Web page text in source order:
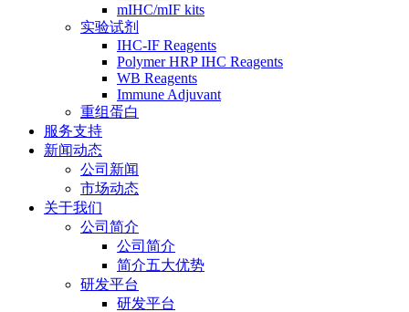
mIHC/mIF kits
实验试剂
IHC-IF Reagents
Polymer HRP IHC Reagents
WB Reagents
Immune Adjuvant
重组蛋白
服务支持
新闻动态
公司新闻
市场动态
关于我们
公司简介
公司简介
简介五大优势
研发平台
研发平台